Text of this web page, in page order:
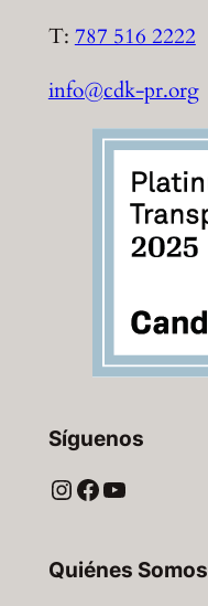
T:787 516 2222
info@cdk-pr.org
Síguenos
Instagram Facebook YouTube
Quiénes Somos